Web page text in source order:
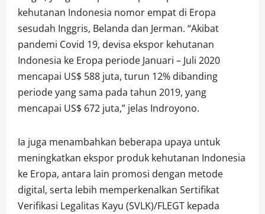
kehutanan Indonesia nomor empat di Eropa
sesudah Inggris, Belanda dan Jerman. “Akibat
pandemi Covid 19, devisa ekspor kehutanan
Indonesia ke Eropa periode Januari – Juli 2020
mencapai US$ 588 juta, turun 12% dibanding
periode yang sama pada tahun 2019, yang
mencapai US$ 672 juta,” jelas Indroyono.
Ia juga menambahkan beberapa upaya untuk
meningkatkan ekspor produk kehutanan Indonesia
ke Eropa, antara lain promosi dengan metode
digital, serta lebih memperkenalkan Sertifikat
Verifikasi Legalitas Kayu (SVLK)/FLEGT kepada